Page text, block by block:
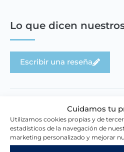
Cuidamos tu
Utilizamos cookies propias y de
estadísticos de la navegación de
marketing personalizado y mejorar
Lo que dicen
Escribir una reseña
Novedades en la